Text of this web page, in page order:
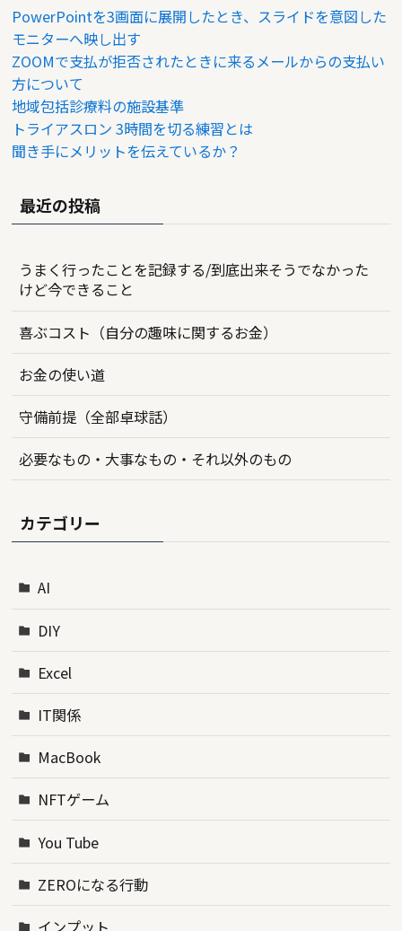
PowerPointを3画面に展開したとき、スライドを意図した
モニターへ映し出す
ZOOMで支払が拒否されたときに来るメールからの支払い
方について
地域包括診療料の施設基準
トライアスロン 3時間を切る練習とは
聞き手にメリットを伝えているか？
最近の投稿
うまく行ったことを記録する/到底出来そうでなかった
けど今できること
喜ぶコスト（自分の趣味に関するお金）
お金の使い道
守備前提（全部卓球話）
必要なもの・大事なもの・それ以外のもの
カテゴリー
AI
DIY
Excel
IT関係
MacBook
NFTゲーム
You Tube
ZEROになる行動
インプット